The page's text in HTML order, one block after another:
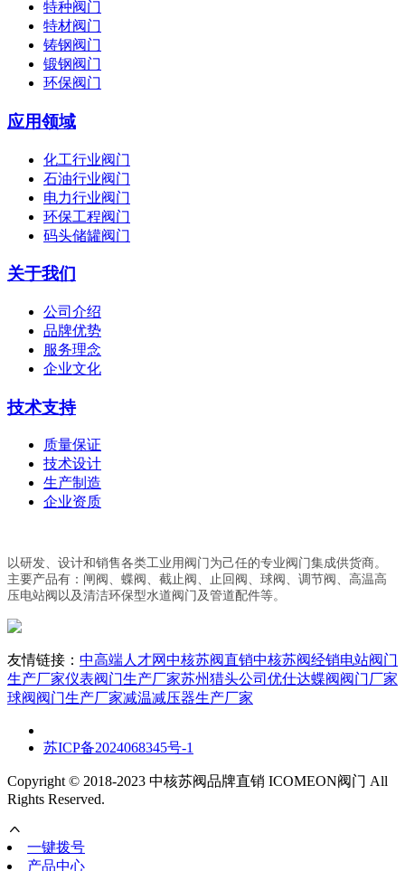
特种阀门
特材阀门
铸钢阀门
锻钢阀门
环保阀门
应用领域
化工行业阀门
石油行业阀门
电力行业阀门
环保工程阀门
码头储罐阀门
关于我们
公司介绍
品牌优势
服务理念
企业文化
技术支持
质量保证
技术设计
生产制造
企业资质
以研发、设计和销售各类工业用阀门为己任的专业阀门集成供货商。
主要产品有：闸阀、蝶阀、截止阀、止回阀、球阀、调节阀、高温高
压电站阀以及清洁环保型水道阀门及管道配件等。
友情链接： 中高端人才网中核苏阀直销中核苏阀经销电站阀门
生产厂家仪表阀门生产厂家苏州猎头公司优仕达蝶阀阀门厂家
球阀阀门生产厂家减温减压器生产厂家
苏ICP备2024068345号-1
Copyright © 2018-2023 中核苏阀品牌直销 ICOMEON阀门 All
Rights Reserved.
一键拨号
产品中心